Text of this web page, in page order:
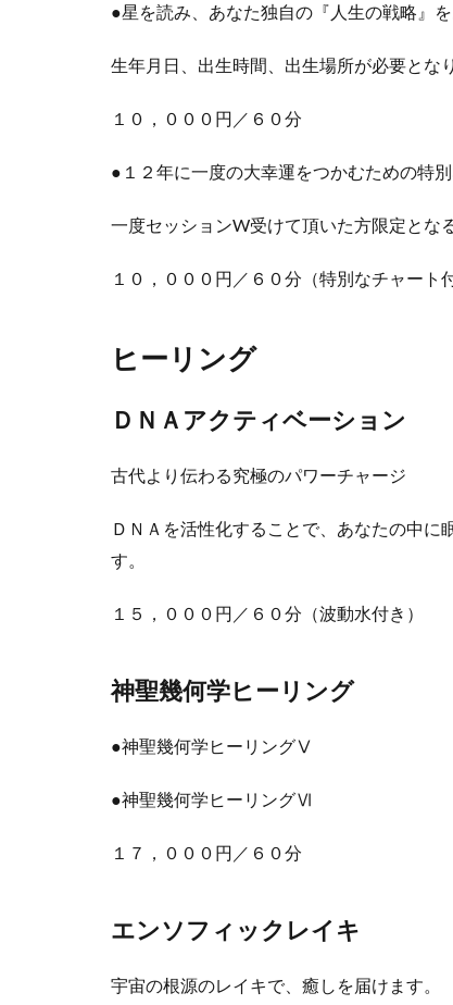
●星を読み、あなた独自の『人生の戦略』
生年月日、出生時間、出生場所が必要とな
１０，０００円／６０分
●１２年に一度の大幸運をつかむための特
一度セッションW受けて頂いた方限定とな
１０，０００円／６０分（特別なチャート
ヒーリング
ＤＮＡアクティベーション
古代より伝わる究極のパワーチャージ
ＤＮＡを活性化することで、あなたの中に
す。
１５，０００円／６０分（波動水付き）
神聖幾何学ヒーリング
●神聖幾何学ヒーリングⅤ
●神聖幾何学ヒーリングⅥ
１７，０００円／６０分
エンソフィックレイキ
宇宙の根源のレイキで、癒しを届けます。